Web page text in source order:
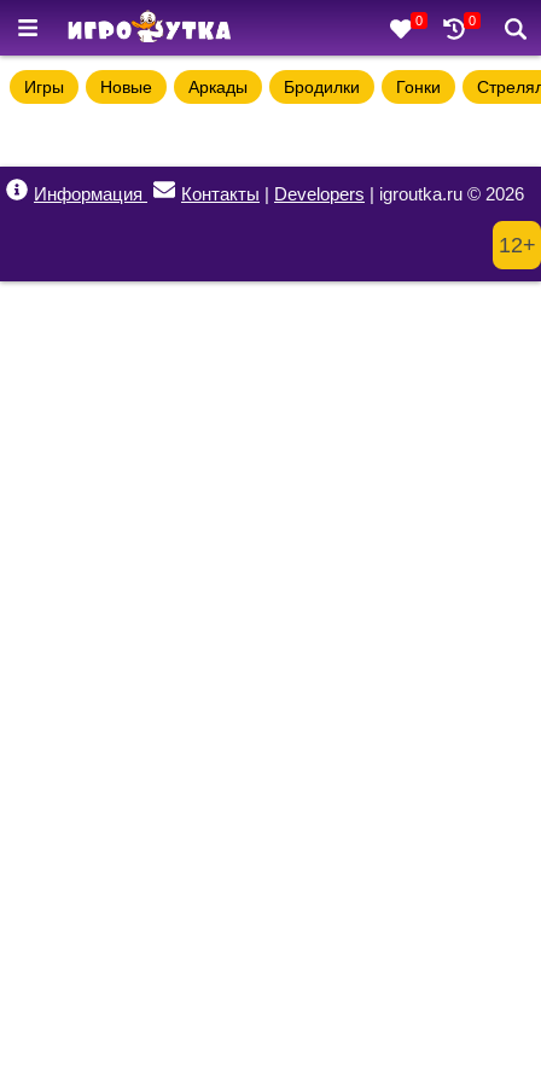
0 0
Игры Новые Аркады Бродилки Гонки
Информация Контакты | Developers | igroutka.ru © 2026
12+